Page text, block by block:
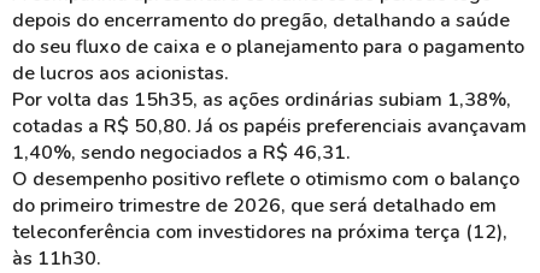
depois do encerramento do pregão, detalhando a saúde
do seu fluxo de caixa e o planejamento para o pagamento
de lucros aos acionistas.
Por volta das 15h35, as ações ordinárias subiam 1,38%,
cotadas a R$ 50,80. Já os papéis preferenciais avançavam
1,40%, sendo negociados a R$ 46,31.
O desempenho positivo reflete o otimismo com o balanço
do primeiro trimestre de 2026, que será detalhado em
teleconferência com investidores na próxima terça (12),
às 11h30.